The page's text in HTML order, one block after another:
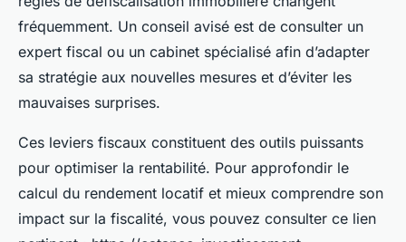
fréquemment. Un conseil avisé est de consulter un
expert fiscal ou un cabinet spécialisé afin d’adapter
sa stratégie aux nouvelles mesures et d’éviter les
mauvaises surprises.
Ces leviers fiscaux constituent des outils puissants
pour optimiser la rentabilité. Pour approfondir le
calcul du rendement locatif et mieux comprendre son
impact sur la fiscalité, vous pouvez consulter ce lien